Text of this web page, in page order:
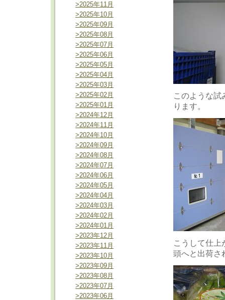
このような試
ります。
こうして仕上
頭へと出荷さ
>2025年11月
>2025年10月
>2025年09月
>2025年08月
>2025年07月
>2025年06月
>2025年05月
>2025年04月
>2025年03月
>2025年02月
>2025年01月
>2024年12月
>2024年11月
>2024年10月
>2024年09月
>2024年08月
>2024年07月
>2024年06月
>2024年05月
>2024年04月
>2024年03月
>2024年02月
>2024年01月
>2023年12月
>2023年11月
>2023年10月
>2023年09月
>2023年08月
>2023年07月
>2023年06月